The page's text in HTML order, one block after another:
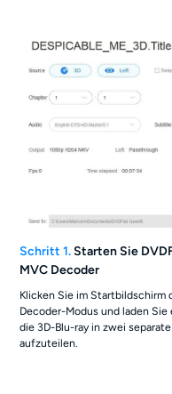
Schritt 1.Starten Sie
MVC Decoder
Klicken Sie im Startbildschirm
Decoder-Modus und laden
die 3D-Blu-ray in zwei
aufzuteilen.